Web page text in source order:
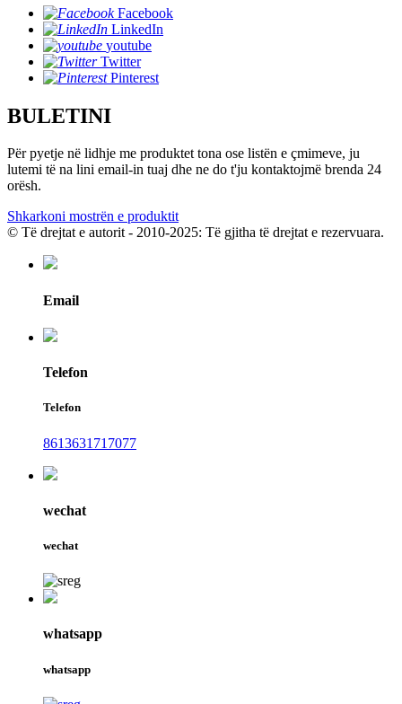
Facebook
LinkedIn
youtube
Twitter
Pinterest
BULETINI
Për pyetje në lidhje me produktet tona ose listën e çmimeve, ju
lutemi të na lini email-in tuaj dhe ne do t'ju kontaktojmë brenda 24
orësh.
Shkarkoni mostrën e produktit
© Të drejtat e autorit - 2010-2025: Të gjitha të drejtat e rezervuara.
Email
Telefon
Telefon
8613631717077
wechat
wechat
whatsapp
whatsapp